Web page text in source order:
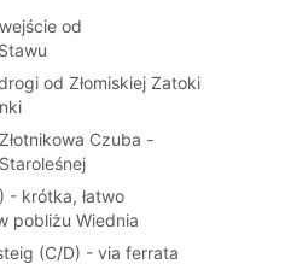
od
od Złomiskiej Zatoki
Czuba -
- krótka, łatwo
pobliżu Wiednia
(C/D) - via ferrata